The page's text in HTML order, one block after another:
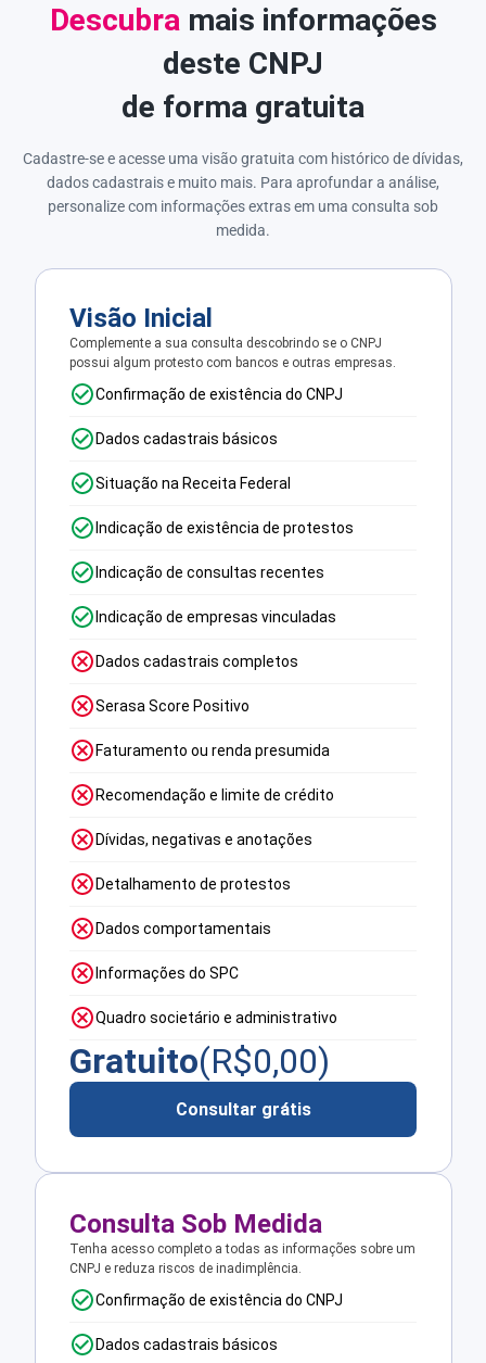
Descubra mais informações
deste CNPJ
de forma gratuita
Cadastre-se e acesse uma visão gratuita com histórico de dívidas,
dados cadastrais e muito mais. Para aprofundar a análise,
personalize com informações extras em uma consulta sob
medida.
Visão Inicial
Complemente a sua consulta descobrindo se o CNPJ
possui algum protesto com bancos e outras empresas.
Confirmação de existência do CNPJ
Dados cadastrais básicos
Situação na Receita Federal
Indicação de existência de protestos
Indicação de consultas recentes
Indicação de empresas vinculadas
Dados cadastrais completos
Serasa Score Positivo
Faturamento ou renda presumida
Recomendação e limite de crédito
Dívidas, negativas e anotações
Detalhamento de protestos
Dados comportamentais
Informações do SPC
Quadro societário e administrativo
Gratuito(R$0,00)
Consultar grátis
Consulta Sob Medida
Tenha acesso completo a todas as informações sobre um
CNPJ e reduza riscos de inadimplência.
Confirmação de existência do CNPJ
Dados cadastrais básicos